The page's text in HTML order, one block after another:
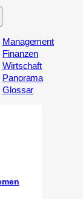
n
Management
Finanzen
Wirtschaft
Panorama
Glossar